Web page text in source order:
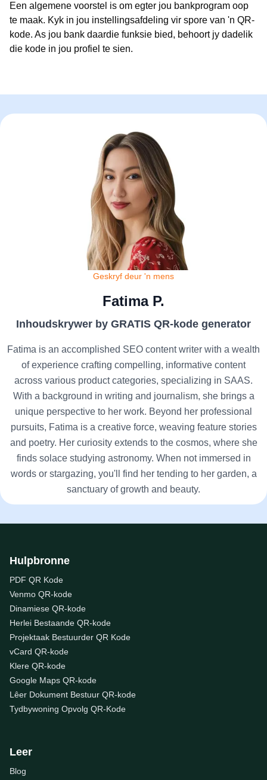
Een algemene voorstel is om egter jou bankprogram oop
te maak. Kyk in jou instellingsafdeling vir spore van 'n QR-
kode. As jou bank daardie funksie bied, behoort jy dadelik
die kode in jou profiel te sien.
Geskryf deur 'n mens
Fatima P.
Inhoudskrywer by GRATIS QR-kode generator
Fatima is an accomplished SEO content writer with a wealth
of experience crafting compelling, informative content
across various product categories, specializing in SAAS.
With a background in writing and journalism, she brings a
unique perspective to her work. Beyond her professional
pursuits, Fatima is a creative force, weaving feature stories
and poetry. Her curiosity extends to the cosmos, where she
finds solace studying astronomy. When not immersed in
words or stargazing, you'll find her tending to her garden, a
sanctuary of growth and beauty.
Hulpbronne
PDF QR Kode
Venmo QR-kode
Dinamiese QR-kode
Herlei Bestaande QR-kode
Projektaak Bestuurder QR Kode
vCard QR-kode
Klere QR-kode
Google Maps QR-kode
Lêer Dokument Bestuur QR-kode
Tydbywoning Opvolg QR-Kode
Leer
Blog